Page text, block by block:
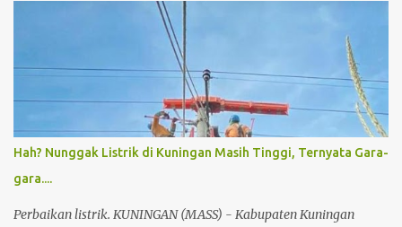
merinci total ada 11 Puskesmas di Kuningan pernah ditutup
layanan selama tiga hari. Mulai dari Puskesmas Sukmulya
hingga sekarang Ciniru. “Selain menerpakan protokol kesehatan,
saya berdoa mudah-mudahan tidak ada lagi yang terpapar,”
sebutnya Sekadar informasi selain Sukamulya, juga Puskesmas
Luragung, Ciawi, Cigandmekar, Garawangi, Cijoho, Luragung,
Mandirancan Untuk sementara waktu, layanan kesehatan warga
ditangani oleh Puskesmas terdekat. Kejadian ini harus membuat
warga tersadarkan, sehingga selalu menerapkan protokol
kesehatan. (agus)
Hah? Nunggak Listrik di Kuningan Masih Tinggi, Ternyata Gara-
gara....
Perbaikan listrik. KUNINGAN (MASS) - Kabupaten Kuningan